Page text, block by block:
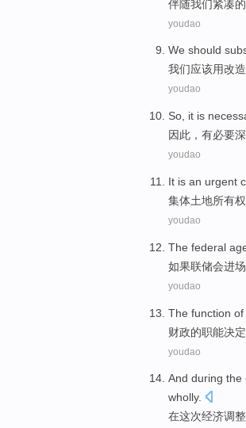
伴随我们紧凑的
youdao
We should
我们应该用改造
youdao
So it is
因此 ， 有必要
youdao
It is an urgent
集体土地所有权
youdao
The federal
如果联储会进场
youdao
The function of
财政的职能决定
youdao
And during the
wholly.
在这次经济调整